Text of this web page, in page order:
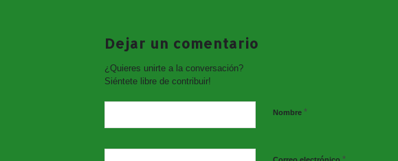
Dejar un comentario
¿Quieres unirte a la conversación?
Siéntete libre de contribuir!
Nombre *